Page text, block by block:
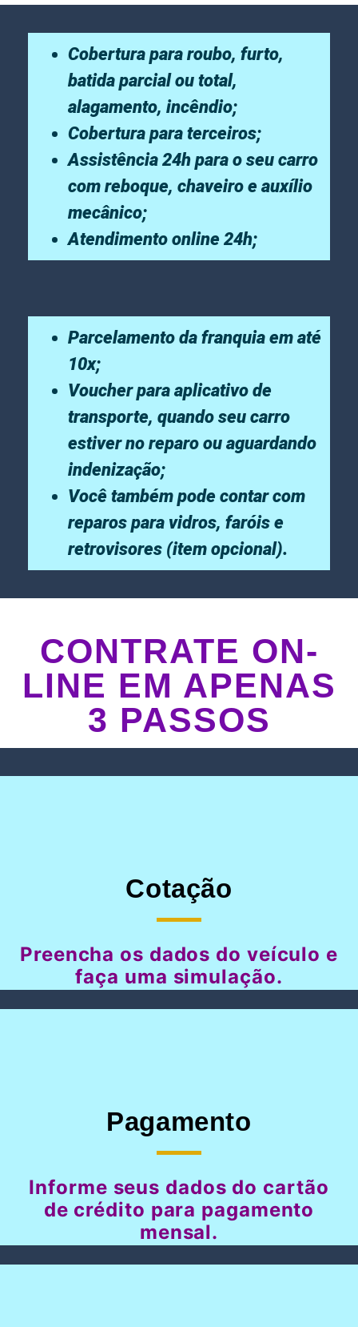
Cobertura para roubo, furto,
batida parcial ou total,
alagamento, incêndio;
Cobertura para terceiros;
Assistência 24h para o seu carro
com reboque, chaveiro e auxílio
mecânico;
Atendimento online 24h;
Parcelamento da franquia em até
10x;
Voucher para aplicativo de
transporte, quando seu carro
estiver no reparo ou aguardando
indenização;
Você também pode contar com
reparos para vidros, faróis e
retrovisores (item opcional).
CONTRATE ON-
LINE EM APENAS
3 PASSOS
Cotação
Preencha os dados do veículo e
faça uma simulação.
Pagamento
Informe seus dados do cartão
de crédito para pagamento
mensal.